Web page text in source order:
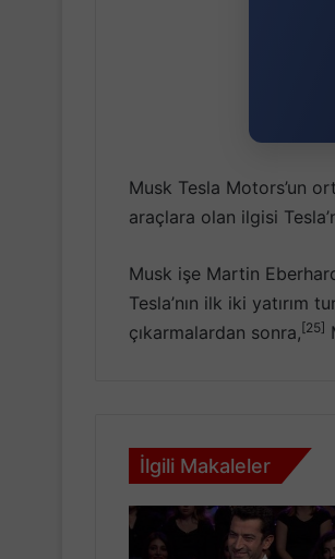
Musk Tesla Motors’un
araçlara olan ilgisi
Musk işe Martin
Tesla’nın ilk iki yatırım
çıkarmalardan sonra,[25]
İlgili Makaleler